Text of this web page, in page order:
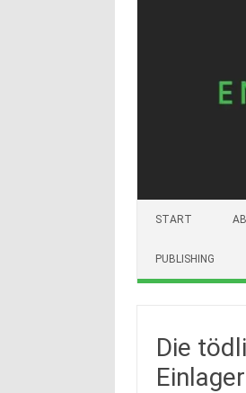
START
PUBLISHING
Die